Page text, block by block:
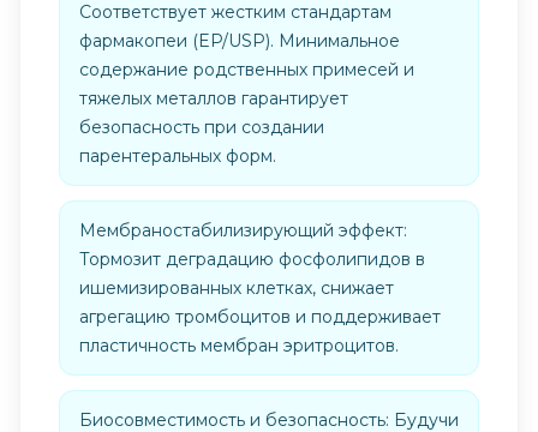
Соответствует жестким стандартам
фармакопеи (EP/USP). Минимальное
содержание родственных примесей и
тяжелых металлов гарантирует
безопасность при создании
парентеральных форм.
Мембраностабилизирующий эффект:
Тормозит деградацию фосфолипидов в
ишемизированных клетках, снижает
агрегацию тромбоцитов и поддерживает
пластичность мембран эритроцитов.
Биосовместимость и безопасность: Будучи